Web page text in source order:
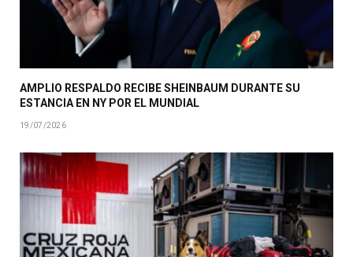
AMPLIO RESPALDO RECIBE SHEINBAUM DURANTE SU
ESTANCIA EN NY POR EL MUNDIAL
19/07/2026